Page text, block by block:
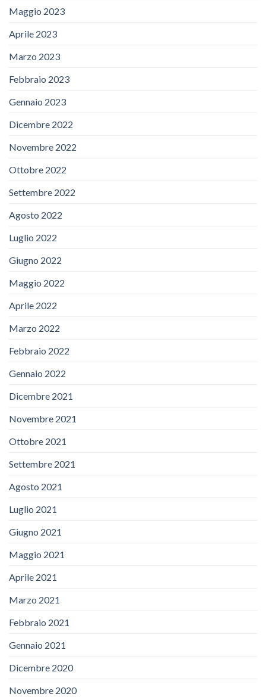
Maggio 2023
Aprile 2023
Marzo 2023
Febbraio 2023
Gennaio 2023
Dicembre 2022
Novembre 2022
Ottobre 2022
Settembre 2022
Agosto 2022
Luglio 2022
Giugno 2022
Maggio 2022
Aprile 2022
Marzo 2022
Febbraio 2022
Gennaio 2022
Dicembre 2021
Novembre 2021
Ottobre 2021
Settembre 2021
Agosto 2021
Luglio 2021
Giugno 2021
Maggio 2021
Aprile 2021
Marzo 2021
Febbraio 2021
Gennaio 2021
Dicembre 2020
Novembre 2020